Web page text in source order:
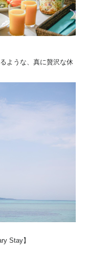
ような、真に贅沢な休
Stay】